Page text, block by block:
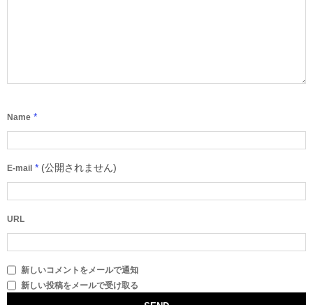
Name *
E-mail * (公開されません)
URL
新しいコメントをメールで通知
新しい投稿をメールで受け取る